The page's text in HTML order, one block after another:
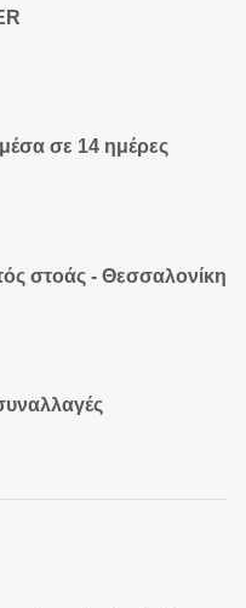
σε 14 ημέρες
στοάς - Θεσσαλονίκη